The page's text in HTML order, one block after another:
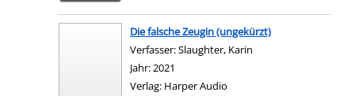
Die falsche Zeugin (ungekürzt)
Verfasser:Slaughter, Karin
Jahr:2021
Verlag: Harper Audio